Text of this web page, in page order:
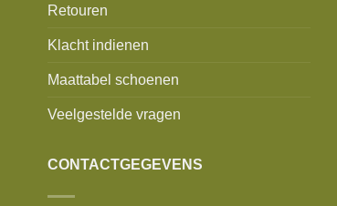
Retouren
Klacht indienen
Maattabel schoenen
Veelgestelde vragen
CONTACTGEGEVENS